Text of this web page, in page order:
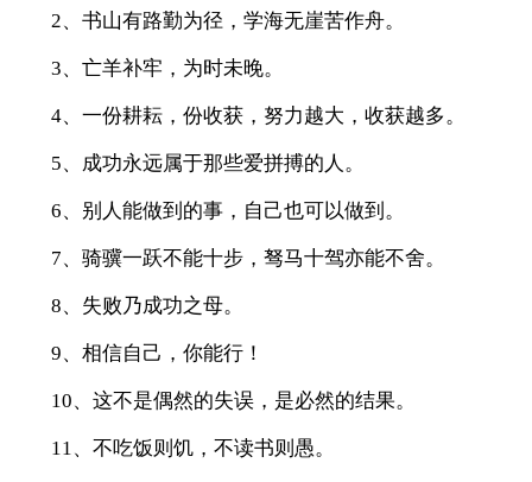
2、书山有路勤为径，学海无崖苦作舟。
3、亡羊补牢，为时未晚。
4、一份耕耘，份收获，努力越大，收获越多。
5、成功永远属于那些爱拼搏的人。
6、别人能做到的事，自己也可以做到。
7、骑骥一跃不能十步，驽马十驾亦能不舍。
8、失败乃成功之母。
9、相信自己，你能行！
10、这不是偶然的失误，是必然的结果。
11、不吃饭则饥，不读书则愚。